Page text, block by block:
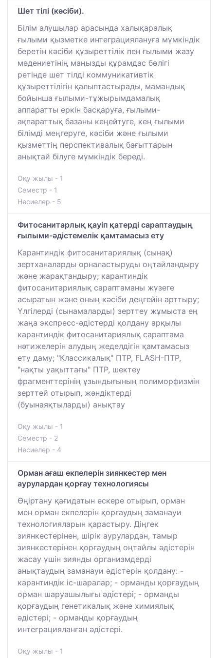
Шет тілі (кәсіби).
Білім алушылар арасында халықаралық
ғылыми қызметке интеграциялануға мүмкіндік
беретін кәсіби құзыреттілік пен ғылыми жазу
мәдениетінің маңызды құрамдас бөлігі
ретінде шет тілді коммуникативтік
құзыреттілігін қалыптастырады, мамандық
бойынша ғылыми-тұжырымдамалық
аппаратты еркін басқаруға, ғылыми-
ақпараттық базаны кеңейтуге, кең ғылыми
білімді меңгеруге, кәсіби және ғылыми
қызметтің перспективалық бағыттарын
анықтай білуге мүмкіндік береді.
Оқу жылы - 1
Семестр - 1
Несиелер - 5
Фитосанитарлық қауіп қатерді сараптаудың
ғылыми-әдістемелік қамтамасыз ету
Карантиндік фитосанитариялық (сынақ)
зертханаларды орналастыруды оңтайландыру
және жарақтандыру; карантиндік
фитосанитариялық сараптаманы жүзеге
асыратын және оның кәсіби деңгейін арттыру;
Үлгілерді (сынамаларды) зерттеу жұмыста ең
жаңа экспресс-әдістерді қолдану арқылы
карантиндік фитосанитариялық сараптама
нәтижелерін алудың жеделдігін қамтамасыз
ету даму; "Классикалық" ПТР, FLASH-ПТР,
"нақты уақыттағы" ПТР, шектеу
фрагменттерінің ұзындығының полиморфизмін
зерттей отырып, жәндіктерді
(буынаяқтыларды) анықтау
Оқу жылы - 1
Семестр - 2
Несиелер - 4
Орман ағаш екпелерін зиянкестер мен
аурулардан қорғау технологиясы
Өңіртану қағидатын ескере отырып, орман
мен орман екпелерін қорғаудың заманауи
технологияларын қарастыру. Діңгек
зиянкестерінен, шірік аурулардан, тамыр
зиянкестерінен қорғаудың оңтайлы әдістерін
жасау үшін зиянды организмдерді
анықтаудың заманауи әдістерін қолдану: -
карантиндік іс-шаралар; - орманды қорғаудың
орман шаруашылығы әдістері; - орманды
қорғаудың генетикалық және химиялық
әдістері; - орманды қорғаудың
интеграцияланған әдістері.
Оқу жылы - 1